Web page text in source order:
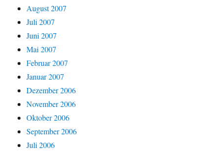
August 2007
Juli 2007
Juni 2007
Mai 2007
Februar 2007
Januar 2007
Dezember 2006
November 2006
Oktober 2006
September 2006
Juli 2006